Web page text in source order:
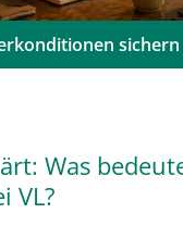
sichern
Was
VL?